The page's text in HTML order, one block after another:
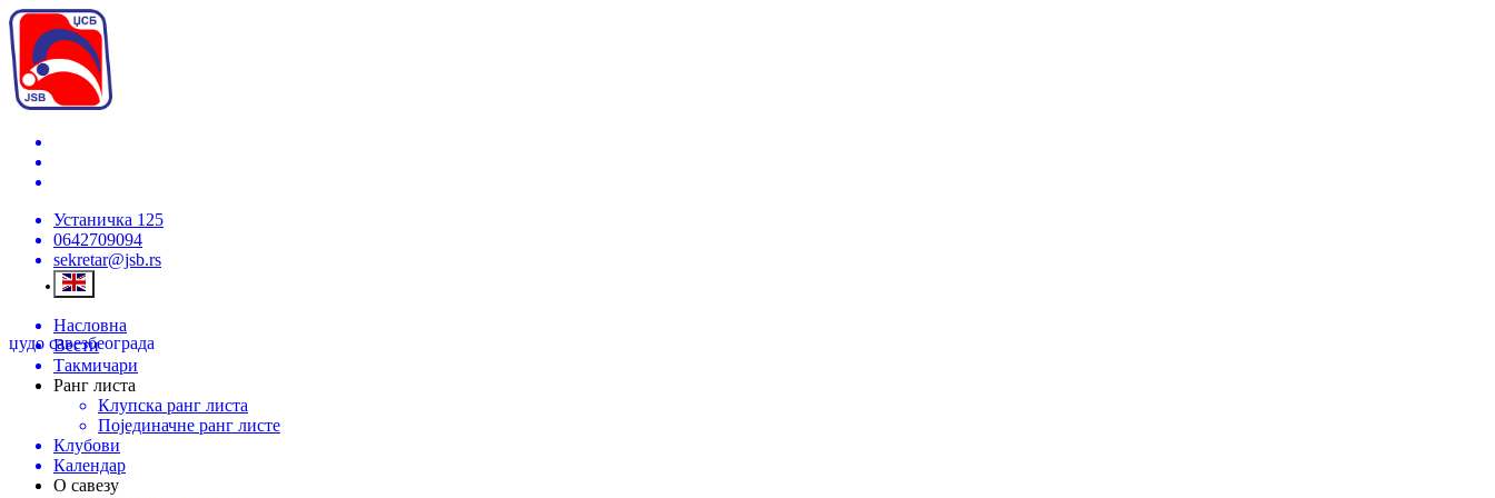
Устаничка 125
0642709094
sekretar@jsb.rs
џудо савезбеограда
Насловна
Вести
Такмичари
Ранг листа
Клупска ранг листа
Појединачне ранг листе
Клубови
Календар
О савезу